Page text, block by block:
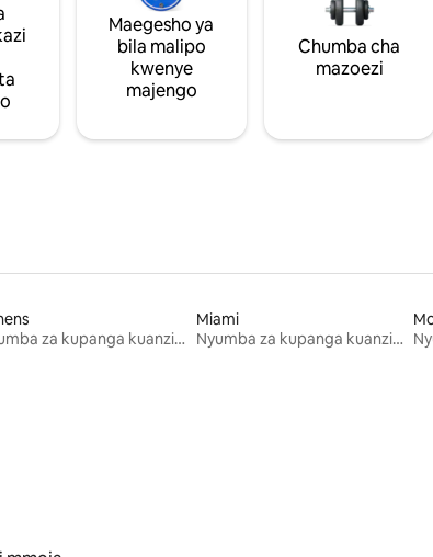
Maegesho ya
bila malipo
kwenye
majengo
Chumba cha
mazoezi
Nyumba za kupanga kuanzia mwezi mmoja
Miami
Nyumba za kupanga kuanzia mwezi mmoja